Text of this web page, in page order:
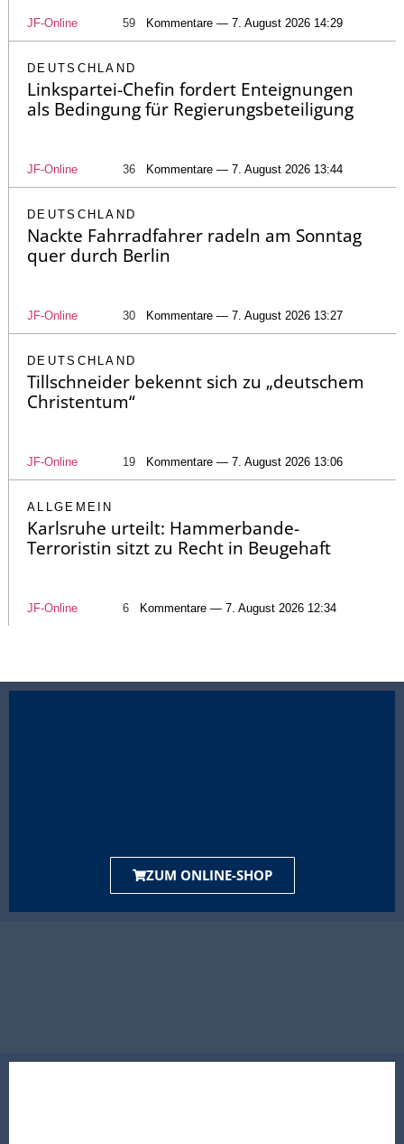
JF-Online 59 Kommentare — 7. August 2026 14:29
DEUTSCHLAND
Linkspartei-Chefin fordert Enteignungen
als Bedingung für Regierungsbeteiligung
JF-Online 36 Kommentare — 7. August 2026 13:44
DEUTSCHLAND
Nackte Fahrradfahrer radeln am Sonntag
quer durch Berlin
JF-Online 30 Kommentare — 7. August 2026 13:27
DEUTSCHLAND
Tillschneider bekennt sich zu „deutschem
Christentum“
JF-Online 19 Kommentare — 7. August 2026 13:06
ALLGEMEIN
Karlsruhe urteilt: Hammerbande-
Terroristin sitzt zu Recht in Beugehaft
JF-Online 6 Kommentare — 7. August 2026 12:34
ZUM ONLINE-SHOP